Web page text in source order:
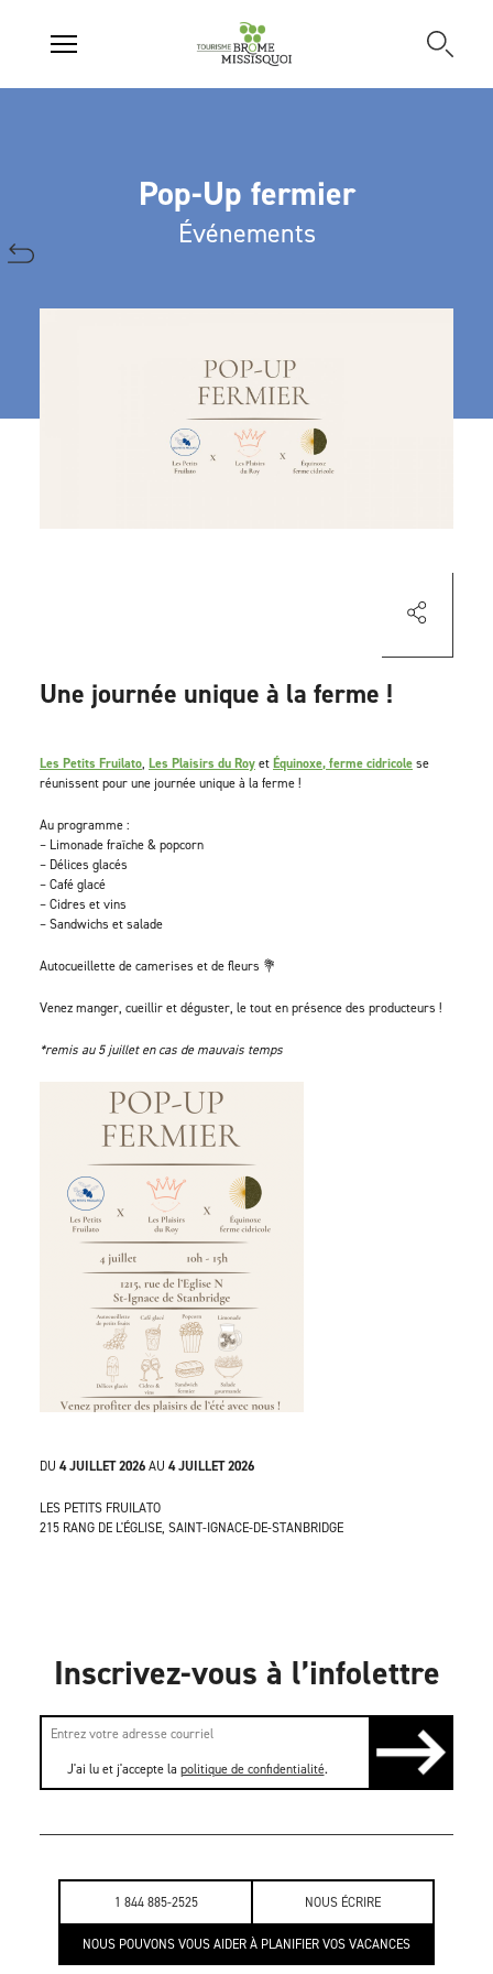
1 844 885-2525 NOUS ÉCRIRE
NOUS POUVONS VOUS AIDER À PLANIFIER VOS VACANCES
Pop-Up fermier
Événements
DU 4 JUILLET 2026AU 4 JUILLET 2026
LES PETITS FRUILATO
215 RANG DE L'ÉGLISE, SAINT-IGNACE-DE-STANBRIDGE
Une journée unique à la ferme !
Les Petits Fruilato, Les Plaisirs du RoyetÉquinoxe, ferme cidricolese
réunissent pour une journée unique à la ferme !
Au programme :
– Limonade fraîche & popcorn
– Délices glacés
– Café glacé
– Cidres et vins
– Sandwichs et salade
Autocueillette de camerises et de fleurs 💐
Venez manger, cueillir et déguster, le tout en présence des producteurs !
*remis au 5 juillet en cas de mauvais temps
Inscrivez-vous à l’infolettre
J'ai lu et j'accepte la politique de confidentialité.